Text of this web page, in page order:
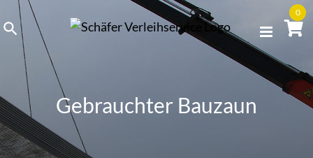
Skip
to
content
Gebrauchter Bauzaun
0